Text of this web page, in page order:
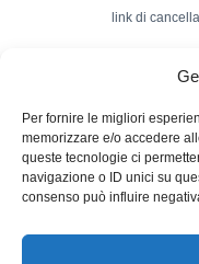
Per fornire le migliori
memorizzare e/o accedere
queste tecnologie ci
navigazione o ID unici su
consenso può influire
link di